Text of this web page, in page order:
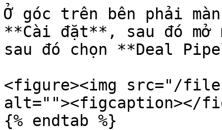
Ở góc trên bên phải
**Cài đặt**, sau đó mở
sau đó chọn **Deal
<figure><img src="/files/
alt=""><figcaption></
{% endtab %}